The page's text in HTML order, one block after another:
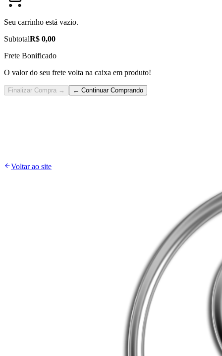
Seu carrinho está vazio.
SubtotalR$ 0,00
Frete Bonificado
O valor do seu frete volta na caixa em produto!
Finalizar Compra → ← Continuar Comprando
Voltar ao site